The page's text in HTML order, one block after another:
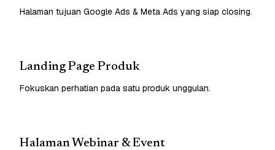
Halaman tujuan Google Ads & Meta Ads yang siap closing.
Landing Page Produk
Fokuskan perhatian pada satu produk unggulan.
Halaman Webinar & Event